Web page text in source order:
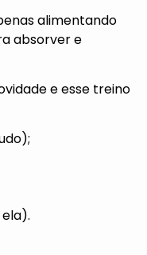
alimentando
absorver e
e esse treino